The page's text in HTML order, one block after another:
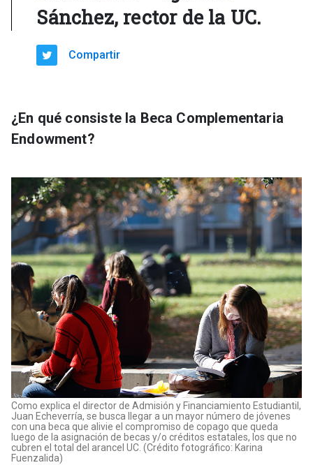
Sánchez, rector de la UC.
Compartir
¿En qué consiste la Beca Complementaria
Endowment?
Como explica el director de Admisión y Financiamiento Estudiantil,
Juan Echeverría, se busca llegar a un mayor número de jóvenes
con una beca que alivie el compromiso de copago que queda
luego de la asignación de becas y/o créditos estatales, los que no
cubren el total del arancel UC. (Crédito fotográfico: Karina
Fuenzalida)